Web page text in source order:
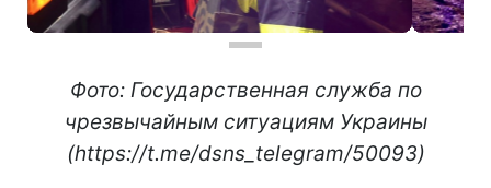
Фото: Государственная служба по
чрезвычайным ситуациям Украины
(https://t.me/dsns_telegram/50093)